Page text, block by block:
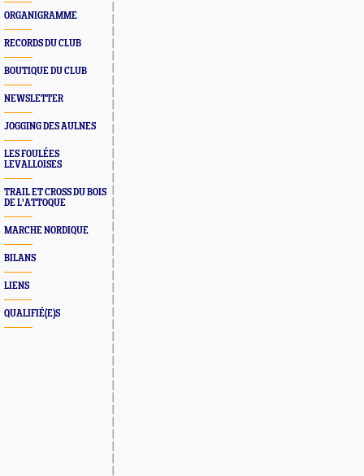
ORGANIGRAMME
RECORDS DU CLUB
BOUTIQUE DU CLUB
NEWSLETTER
JOGGING DES AULNES
LES FOULÉES
LEVALLOISES
TRAIL ET CROSS DU BOIS
DE L'ATTOQUE
MARCHE NORDIQUE
BILANS
LIENS
QUALIFIÉ(E)S